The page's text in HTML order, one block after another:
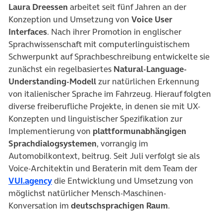
Laura Dreessen arbeitet seit fünf Jahren an der
Konzeption und Umsetzung von Voice User
Interfaces. Nach ihrer Promotion in englischer
Sprachwissenschaft mit computerlinguistischem
Schwerpunkt auf Sprachbeschreibung entwickelte sie
zunächst ein regelbasiertes Natural-Language-
Understanding-Modellzur natürlichen Erkennung
von italienischer Sprache im Fahrzeug. Hierauf folgten
diverse freiberufliche Projekte, in denen sie mit UX-
Konzepten und linguistischer Spezifikation zur
Implementierung von plattformunabhängigen
Sprachdialogsystemen, vorrangig im
Automobilkontext, beitrug. Seit Juli verfolgt sie als
Voice-Architektin und Beraterin mit dem Team der
VUI.agency(öffnet in neuem Tab)
die Entwicklung und Umsetzung von
möglichst natürlicher Mensch-Maschinen-
Konversation im deutschsprachigen Raum.